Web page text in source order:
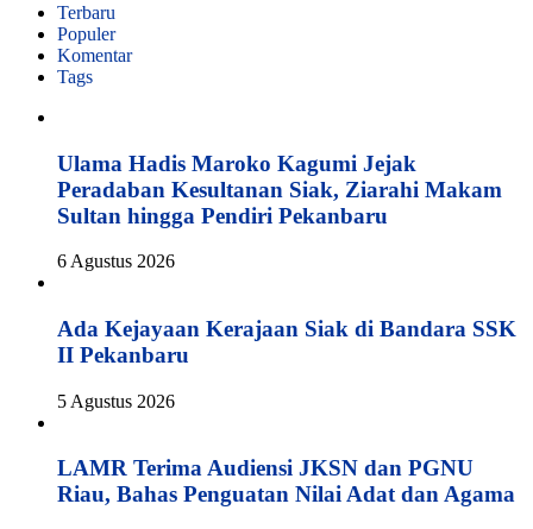
Terbaru
Populer
Komentar
Tags
Ulama Hadis Maroko Kagumi Jejak
Peradaban Kesultanan Siak, Ziarahi Makam
Sultan hingga Pendiri Pekanbaru
6 Agustus 2026
Ada Kejayaan Kerajaan Siak di Bandara SSK
II Pekanbaru
5 Agustus 2026
LAMR Terima Audiensi JKSN dan PGNU
Riau, Bahas Penguatan Nilai Adat dan Agama